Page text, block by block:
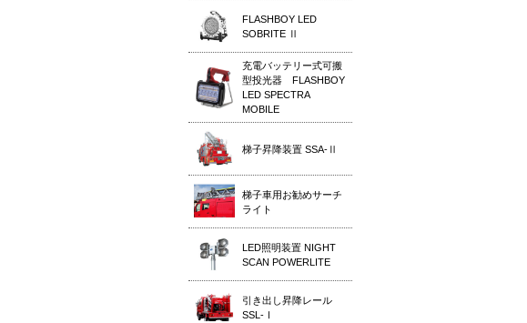
FLASHBOY LED
SOBRITE Ⅱ
充電バッテリー式可搬
型投光器 FLASHBOY
LED SPECTRA
MOBILE
梯子昇降装置 SSA-Ⅱ
梯子車用お勧めサーチ
ライト
LED照明装置 NIGHT
SCAN POWERLITE
引き出し昇降レール
SSL-Ⅰ